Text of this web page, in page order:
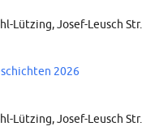
Lützing, Josef-Leusch Str.
2026
Lützing, Josef-Leusch Str.